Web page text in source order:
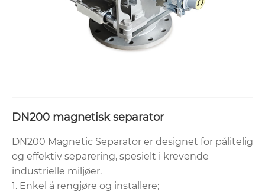
DN200 magnetisk separator
DN200 Magnetic Separator er designet for pålitelig
og effektiv separering, spesielt i krevende
industrielle miljøer.
1. Enkel å rengjøre og installere;